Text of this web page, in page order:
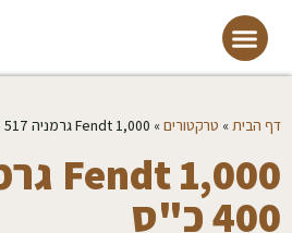
דף הבית» טרקטורים» Fendt 1,000 גרמניה 517 – 400 כ"ס
400 כ"ס